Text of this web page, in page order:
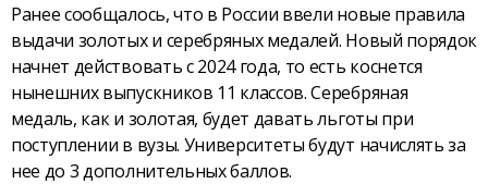
Ранее сообщалось, что в России ввели новые правила
выдачи золотых и серебряных медалей. Новый порядок
начнет действовать с 2024 года, то есть коснется
нынешних выпускников 11 классов. Серебряная
медаль, как и золотая, будет давать льготы при
поступлении в вузы. Университеты будут начислять за
нее до 3 дополнительных баллов.